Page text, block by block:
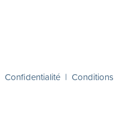
Confidentialité | Conditions